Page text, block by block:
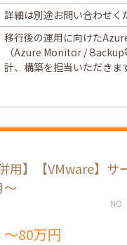
詳細は別途お問い合わせく
移行後の運用に向けた
（Azure Monitor /
計、構築を担当いただきま
用】【VMware】サ
～80万円